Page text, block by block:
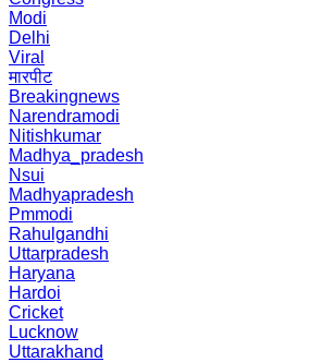
Modi
Delhi
Viral
मारपीट
Breakingnews
Narendramodi
Nitishkumar
Madhya_pradesh
Nsui
Madhyapradesh
Pmmodi
Rahulgandhi
Uttarpradesh
Haryana
Hardoi
Cricket
Lucknow
Uttarakhand